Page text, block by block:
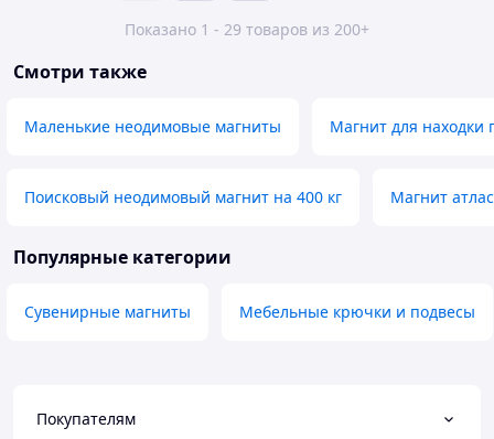
Показано 1 - 29 товаров из 200+
Смотри также
Маленькие неодимовые магниты Магнит для находки
Поисковый неодимовый магнит на 400 кг Магнит атлас
Популярные категории
Сувенирные магниты Мебельные крючки и подвесы
Покупателям